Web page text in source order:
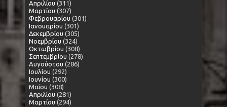
Απριλίου (311)
Μαρτίου (307)
Φεβρουαρίου (301)
Ιανουαρίου (301)
Δεκεμβρίου (305)
Νοεμβρίου (324)
Οκτωβρίου (308)
Σεπτεμβρίου (278)
Αυγούστου (286)
Ιουλίου (292)
Ιουνίου (300)
Μαΐου (308)
Απριλίου (281)
Μαρτίου (294)